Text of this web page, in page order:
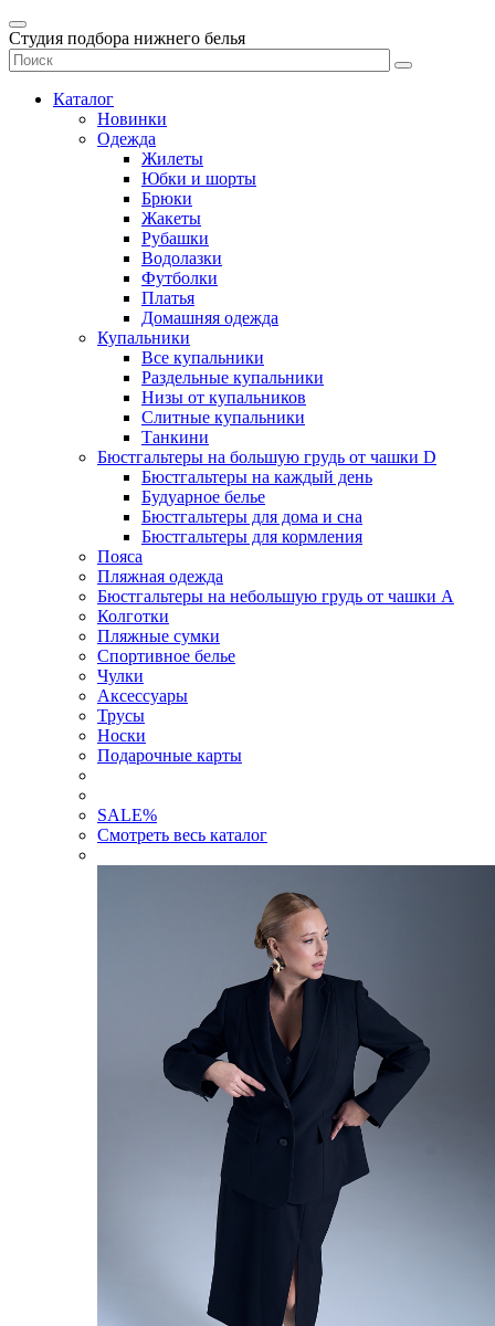
Студия подбора нижнего белья
Каталог
Новинки
Одежда
Жилеты
Юбки и шорты
Брюки
Жакеты
Рубашки
Водолазки
Футболки
Платья
Домашняя одежда
Купальники
Все купальники
Раздельные купальники
Низы от купальников
Слитные купальники
Танкини
Бюстгальтеры на большую грудь от чашки D
Бюстгальтеры на каждый день
Будуарное белье
Бюстгальтеры для дома и сна
Бюстгальтеры для кормления
Пояса
Пляжная одежда
Бюстгальтеры на небольшую грудь от чашки А
Колготки
Пляжные сумки
Спортивное белье
Чулки
Аксессуары
Трусы
Носки
Подарочные карты
SALE%
Смотреть весь каталог